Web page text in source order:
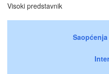
Visoki predstavnik